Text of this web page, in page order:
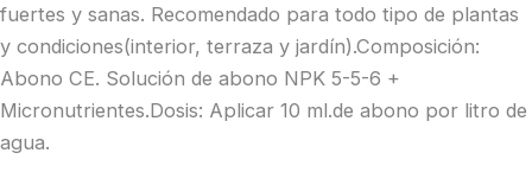
fuertes y sanas. Recomendado para todo tipo de plantas
y condiciones(interior, terraza y jardín).Composición:
Abono CE. Solución de abono NPK 5-5-6 +
Micronutrientes.Dosis: Aplicar 10 ml.de abono por litro de
agua.